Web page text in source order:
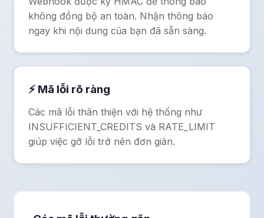
không đồng bộ an toàn. Nhận thông báo
ngay khi nội dung của bạn đã sẵn sàng.
⚡ Mã lỗi rõ ràng
Các mã lỗi thân thiện với hệ thống như
INSUFFICIENT_CREDITS và RATE_LIMIT
giúp việc gỡ lỗi trở nên đơn giản.